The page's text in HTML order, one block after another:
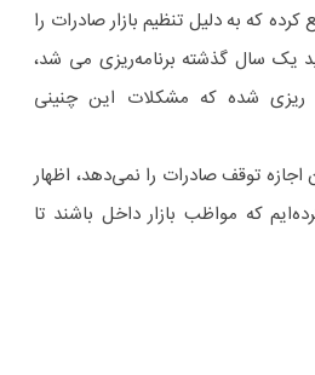
کرده که به دلیل تنظیم بازار صادرات را
یک سال گذشته برنامه‌ریزی می شد،
ریزی شده که مشکلات این چنینی
اجازه توقف صادرات را نمی‌دهد، اظهار
که مواظب بازار داخل باشند تا